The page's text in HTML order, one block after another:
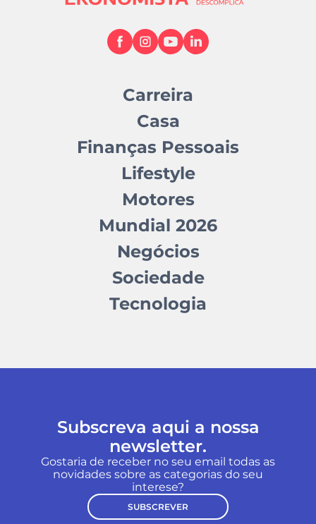
Carreira
Casa
Finanças Pessoais
Lifestyle
Motores
Mundial 2026
Negócios
Sociedade
Tecnologia
Subscreva aqui a nossa
newsletter.
Gostaria de receber no seu email todas as
novidades sobre as categorias do seu
interese?
SUBSCREVER